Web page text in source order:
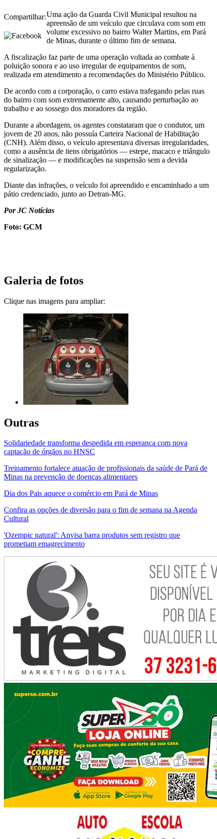
Compartilhar:Uma ação da Guarda Civil Municipal resultou na
apreensão de um veículo que circulava com som em
volume excessivo no bairro Walter Martins, em Pará
de Minas, durante o último fim de semana.
A fiscalização faz parte de uma operação voltada ao combate à
poluição sonora e ao uso irregular de equipamentos de som,
realizada em atendimento a recomendações do Ministério Público.
De acordo com a corporação, o carro estava trafegando pelas ruas
do bairro com som extremamente alto, causando perturbação ao
trabalho e ao sossego dos moradores da região.
Durante a abordagem, os agentes constataram que o condutor, um
jovem de 20 anos, não possuía Carteira Nacional de Habilitação
(CNH). Além disso, o veículo apresentava diversas irregularidades,
como a ausência de itens obrigatórios — estepe, macaco e triângulo
de sinalização — e modificações na suspensão sem a devida
regularização.
Diante das infrações, o veículo foi apreendido e encaminhado a um
pátio credenciado, junto ao Detran-MG.
Por JC Notícias
Foto: GCM
Galeria de fotos
Clique nas imagens para ampliar:
Outras
Solidariedade transforma despedida em esperança com nova
captação de órgãos no HNSC
Treinamento fortalece atuação de profissionais da saúde de Pará de
Minas na prevenção de doenças alimentares
Dia dos Pais aquece o comércio em Pará de Minas
Confira as opções de diversão para o fim de semana na Agenda
Cultural
'Ozempic natural': Anvisa barra produtos sem registro que
prometiam emagrecimento